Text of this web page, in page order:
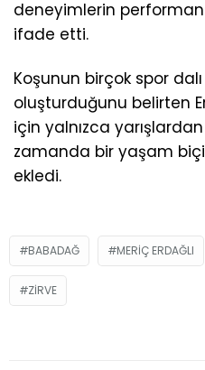
deneyimlerin
ifade etti.
Koşunun birçok spor
oluşturduğunu belirten
için yalnızca yarışlardan
zamanda bir yaşam
ekledi.
BABADAĞ MERIÇ ERDAĞLI
ZIRVE